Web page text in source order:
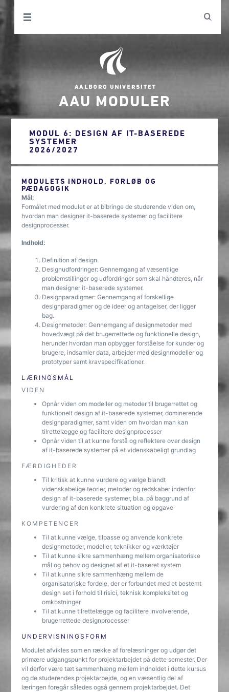
AAU MODULER
MODUL 6: DESIGN AF IT-BASEREDE
SYSTEMER
2026/2027
MODULETS INDHOLD, FORLØB OG
PÆDAGOGIK
Mål:
Formålet med modulet er at bibringe de studerende viden om,
hvordan man designer it-baserede systemer og facilitere
designprocesser.
Indhold:
Definition af design.
Designudfordringer: Gennemgang af væsentlige
problemstillinger og udfordringer som skal håndteres, når
man designer it-baserede systemer.
Designparadigmer: Gennemgang af forskellige
designparadigmer og de ideer og antagelser, der ligger
bag.
Designmetoder: Gennemgang af designmetoder med
hovedvægt på det brugerrettede og funktionelle design,
herunder hvordan man opbygger forståelse for kunder og
brugere, indsamler data, arbejder med designmodeller og
prototyper samt kravspecifikationer.
LÆRINGSMÅL
VIDEN
Opnår viden om modeller og metoder til brugerrettet og
funktionelt design af it-baserede systemer, dominerende
designparadigmer, samt viden om hvordan man kan
tilrettelægge og facilitere designprocesser
Opnår viden til at kunne forstå og reflektere over design
af it-baserede systemer på et videnskabeligt grundlag
FÆRDIGHEDER
Til kritisk at kunne vurdere og vælge blandt
videnskabelige teorier, metoder og redskaber indenfor
design af it-baserede systemer, bl.a. på baggrund af
vurdering af den konkrete situation og opgave
KOMPETENCER
Til at kunne vælge, tilpasse og anvende konkrete
designmetoder, modeller, teknikker og værktøjer
Til at kunne sikre sammenhæng mellem organisatoriske
mål og behov og designet af et it-baseret system
Til at kunne sikre sammenhæng mellem de
organisatoriske fordele, der er forbundet med et bestemt
design set i forhold til risici, teknisk kompleksitet og
omkostninger
Til at kunne tilrettelægge og facilitere involverende,
brugerrettede designprocesser
UNDERVISNINGSFORM
Modulet afvikles som en række af forelæsninger og udgør det
primære udgangspunkt for projektarbejdet på dette semester. Der
vil derfor være tæt sammenhæng mellem indholdet i dette kursus
og de studerendes projektarbejde, og en væsentlig del af
læringen foregår således også gennem projektarbejdet. Det